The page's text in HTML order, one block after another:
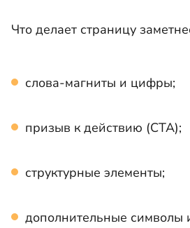
Что делает страницу
слова-магниты и цифры;
призыв к действию (СТА);
структурные элементы;
дополнительные символы